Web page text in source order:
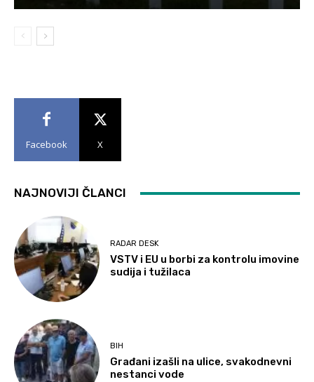
Facebook X
NAJNOVIJI ČLANCI
RADAR DESK
VSTV i EU u borbi za kontrolu imovine
sudija i tužilaca
BIH
Građani izašli na ulice, svakodnevni
nestanci vode